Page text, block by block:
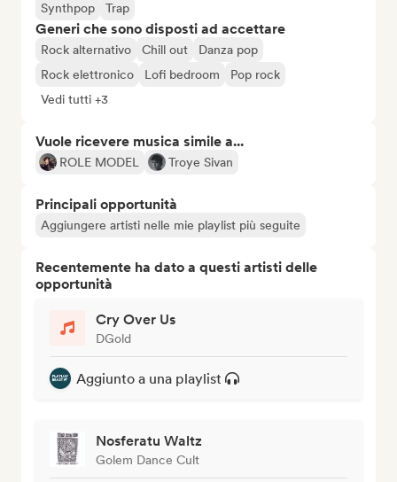
Synthpop
Trap
Generi che sono disposti ad accettare
Rock alternativo Chill out
Danza pop
Rock elettronico
Lofi bedroom
Pop rock
Vedi tutti +3
Vuole ricevere musica simile a...
ROLE MODEL Troye Sivan
Principali opportunità
Aggiungere artisti nelle mie playlist più seguite
Recentemente ha dato a questi artisti delle
opportunità
Cry Over Us
DGold
Aggiunto a una playlist
Nosferatu Waltz
Golem Dance Cult